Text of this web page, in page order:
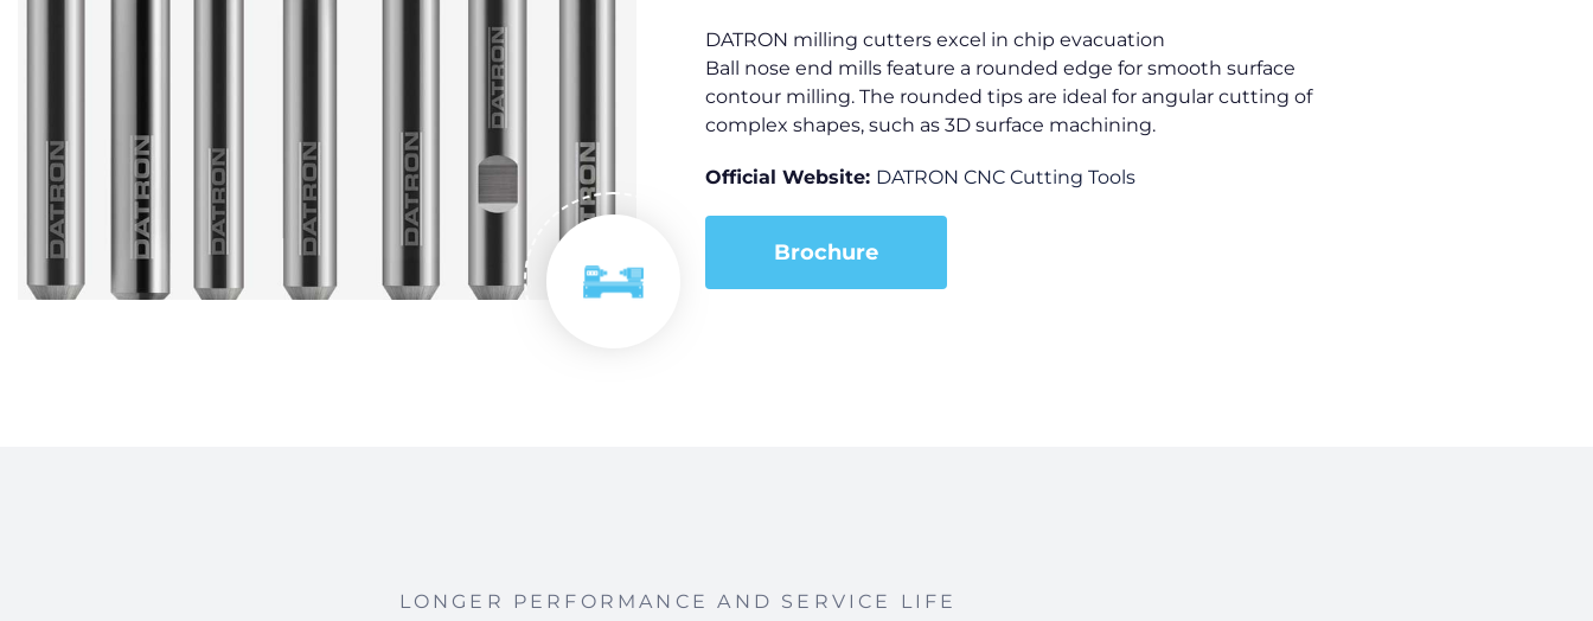
DATRON milling cutters excel in chip evacuation
Ball nose end mills feature a rounded edge for smooth surface
contour milling. The rounded tips are ideal for angular cutting of
complex shapes, such as 3D surface machining.
Official Website: DATRON CNC Cutting Tools
Brochure
LONGER PERFORMANCE AND SERVICE LIFE